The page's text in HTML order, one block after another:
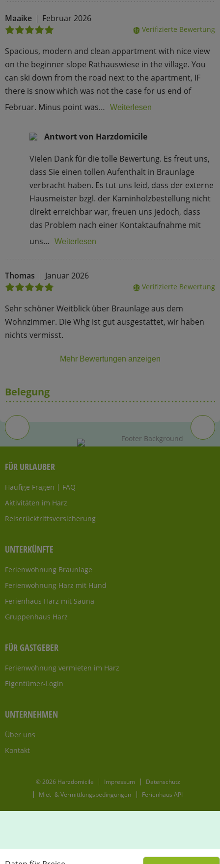
Maaike Februar 2026
doneVerifizierte Bewertung
Spacious, modern and clean appartment with nice view
on the beginner slope Rathauswiese in the village. You
can ski down from the road next to the apartment, IF
there is snow which was not the case for us end of
Februar. Minus point was…
Weiterlesen
Antwort von Harzdomicile
Vielen Dank für die tolle Bewertung. Es freut uns,
dass Sie einen tollen Aufenthalt in Braunlage
verbracht haben. Es tut uns leid, dass der externe
Hausmeister bzgl. der Kaminholzbestellung nicht
direkt erreichbar war, freuen uns jedoch, dass
das Problem nach einer Kontaktaufnahme mit
uns…
Weiterlesen
Thomas Januar 2026
doneVerifizierte Bewertung
Sehr schöner Weitblick über Braunlage aus dem
Wohnzimmer. Die Whg ist gut ausgestattet, wir haben
nichts vermisst.
Mehr Bewertungen anzeigen
Belegung
FÜR URLAUBER
Häufige Fragen | FAQ
Aktivitäten im Harz
Reiserücktrittsversicherung
UNTERKÜNFTE
Ferienwohnung Braunlage
Ferienwohnung Harz mit Hund
Ferienhaus Harz mit Sauna
Gruppenhaus Harz
FÜR GASTGEBER
Ferienwohnung vermieten im Harz
Eigentümer-Login
UNTERNEHMEN
Über uns
Kontakt
© 2026 Harzdomicile Impressum
Datenschutz
Miet- & Vermittlungsbedingungen
Ferienhaus API